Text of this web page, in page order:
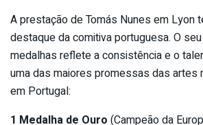
A prestação de Tomás Nunes em Lyon
destaque da comitiva portuguesa. O
medalhas reflete a consistência e o
uma das maiores promessas das artes
em Portugal:
1 Medalha de Ouro (Campeão da